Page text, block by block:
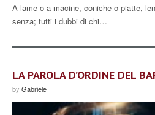
A lame o a macine, coniche o piatte,
senza; tutti i dubbi di chi…
LA PAROLA D’ORDINE DEL
by Gabriele